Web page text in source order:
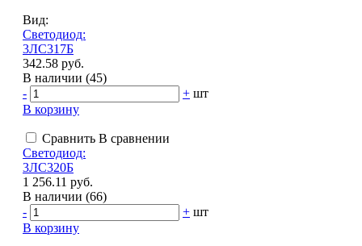
Вид:
Светодиод:
3ЛС317Б
342.58 руб.
В наличии (45)
-
+ шт
В корзину
Сравнить В сравнении
Светодиод:
3ЛС320Б
1 256.11 руб.
В наличии (66)
-
+ шт
В корзину